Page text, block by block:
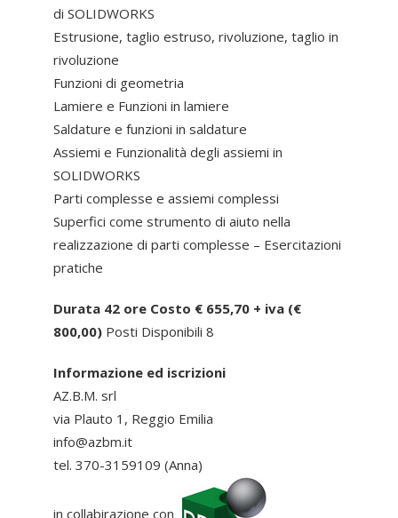
di SOLIDWORKS
Estrusione, taglio estruso, rivoluzione, taglio in
rivoluzione
Funzioni di geometria
Lamiere e Funzioni in lamiere
Saldature e funzioni in saldature
Assiemi e Funzionalità degli assiemi in
SOLIDWORKS
Parti complesse e assiemi complessi
Superfici come strumento di aiuto nella
realizzazione di parti complesse – Esercitazioni
pratiche
Durata 42 ore Costo € 655,70 + iva (€
800,00) Posti Disponibili 8
Informazione ed iscrizioni
AZ.B.M. srl
via Plauto 1, Reggio Emilia
info@azbm.it
tel. 370-3159109 (Anna)
in collabirazione con